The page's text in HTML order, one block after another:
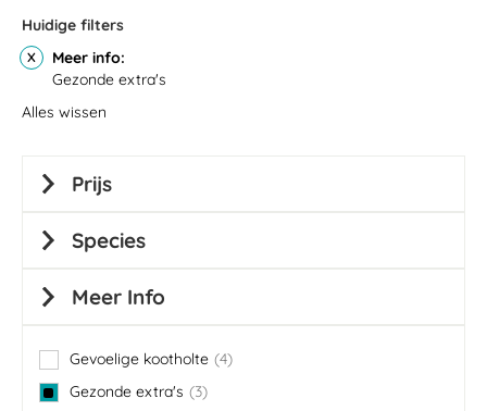
Huidige filters
Meer info
Gezonde extra's
Alles wissen
Prijs
Species
Meer Info
Gevoelige kootholte 4
items
Gezonde extra's
3
items